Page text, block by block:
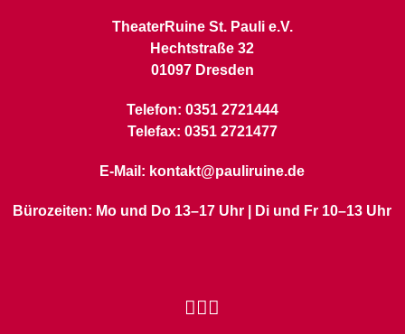
TheaterRuine St. Pauli e.V.
Hechtstraße 32
01097 Dresden
Telefon: 0351 2721444
Telefax: 0351 2721477
E-Mail: kontakt@pauliruine.de
Bürozeiten: Mo und Do 13–17 Uhr | Di und Fr 10–13 Uhr